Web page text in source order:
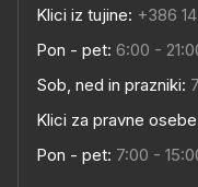
Klici iz tujine: +386
Pon - pet: 6:00 -
Sob, ned in prazniki:
Klici za pravne
Pon - pet: 7:00 -